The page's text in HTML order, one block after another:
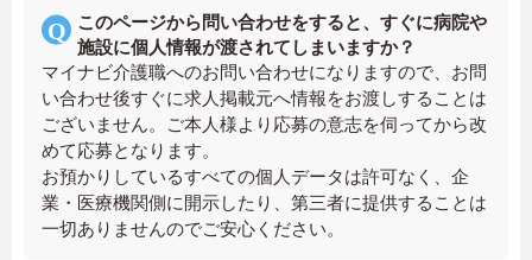
このページから問い合わせをすると、すぐに病院や
施設に個人情報が渡されてしまいますか？
マイナビ介護職へのお問い合わせになりますので、お問
い合わせ後すぐに求人掲載元へ情報をお渡しすることは
ございません。ご本人様より応募の意志を伺ってから改
めて応募となります。
お預かりしているすべての個人データは許可なく、企
業・医療機関側に開示したり、第三者に提供することは
一切ありませんのでご安心ください。